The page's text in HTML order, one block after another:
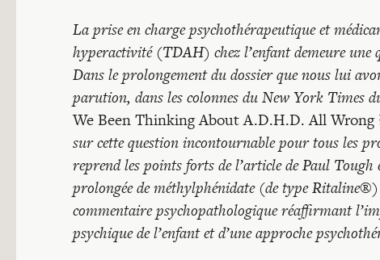
La prise en charge psychothérapeutique et
hyperactivité (TDAH) chez l’enfant demeure une
Dans le prolongement du dossier que nous lui
parution, dans les colonnes du New York Times
We Been Thinking About A.D.H.D. All Wrong
sur cette question incontournable pour tous les
reprend les points forts de l’article de Paul
prolongée de méthylphénidate (de type
commentaire psychopathologique réaffirmant
psychique de l’enfant et d’une approche